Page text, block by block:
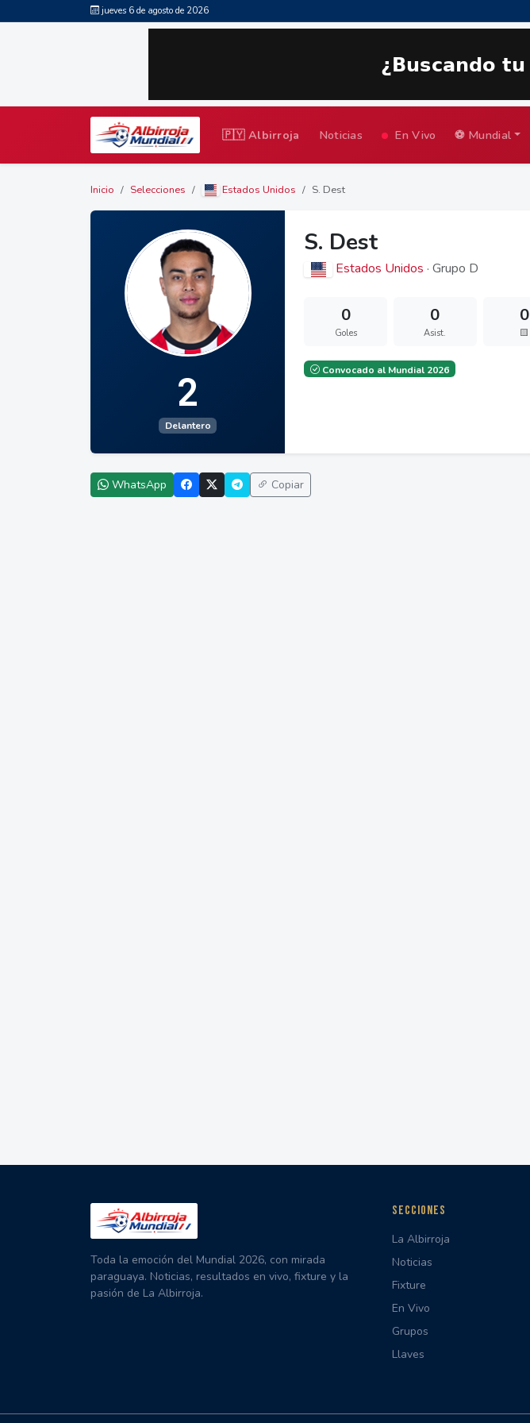
jueves 6 de agosto de 2026
🇵🇾 Albirroja Noticias En Vivo ⚽ Mundial
Inicio Selecciones Estados Unidos S. Dest
2
Delantero
S. Dest
Estados Unidos · Grupo D
0
Goles
0
Asist.
0
🟨
Convocado al Mundial 2026
WhatsApp Copiar
Toda la emoción del Mundial 2026, con mirada
paraguaya. Noticias, resultados en vivo, fixture y la
pasión de La Albirroja.
SECCIONES
La Albirroja
Noticias
Fixture
En Vivo
Grupos
Llaves